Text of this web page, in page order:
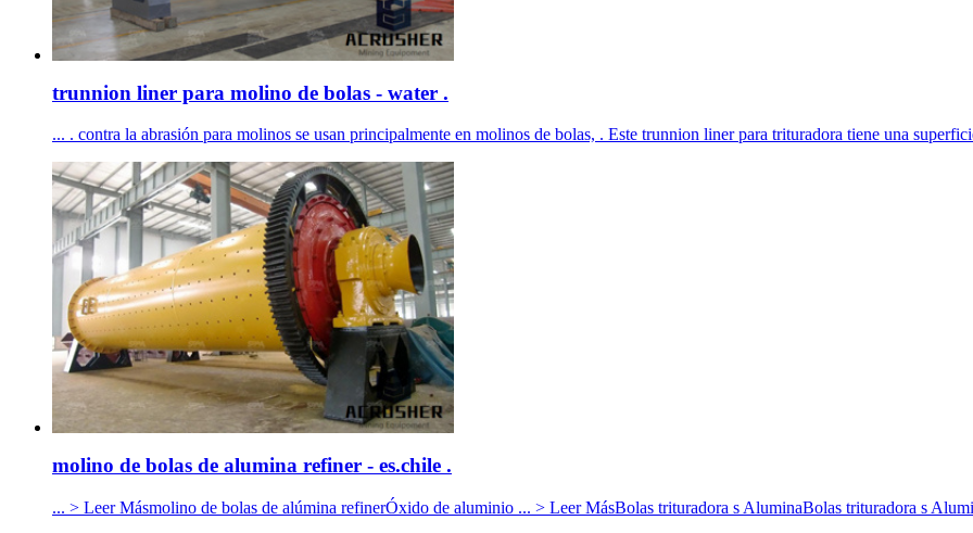
trunnion liner para molino de bolas - water .
... . contra la abrasión para molinos se usan principalmente en molinos de bolas, . Este trunnion liner para trituradora tiene una
molino de bolas de alumina refiner - es.chile .
... > Leer Másmolino de bolas de alúmina refinerÓxido de aluminio ... > Leer MásBolas trituradora s AluminaBolas trituradora s